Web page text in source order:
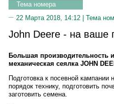
Тема номера
22 Марта 2018, 14:12 | Тема
John Deere - на ваше
Большая производительность
механическая сеялка JOHN
Подготовка к посевной
порядок технику, подготовить
заготовить семена.